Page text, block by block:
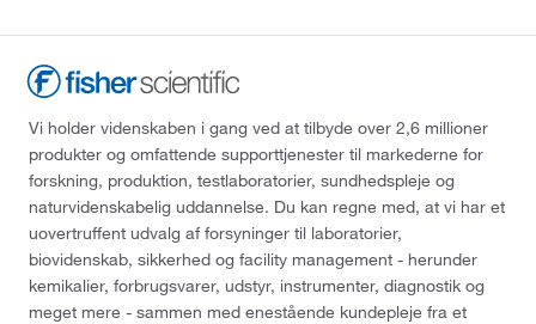
Vi holder videnskaben i gang ved at tilbyde over 2,6 millioner
produkter og omfattende supporttjenester til markederne for
forskning, produktion, testlaboratorier, sundhedspleje og
naturvidenskabelig uddannelse. Du kan regne med, at vi har et
uovertruffent udvalg af forsyninger til laboratorier,
biovidenskab, sikkerhed og facility management - herunder
kemikalier, forbrugsvarer, udstyr, instrumenter, diagnostik og
meget mere - sammen med enestående kundepleje fra et